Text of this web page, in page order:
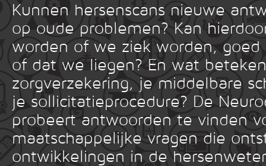
Kunnen hersenscans nieuwe
op oude problemen? Kan
worden of we ziek worden, goed
of dat we liegen? En wat
zorgverzekering, je middelbare
je sollicitatieprocedure? De
probeert antwoorden te vinden
maatschappelijke vragen die
ontwikkelingen in de